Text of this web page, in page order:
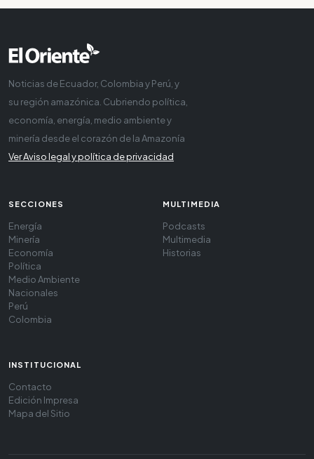
Noticias de Ecuador, Colombia y Perú, y
su región amazónica. Cubriendo política,
economía, energía, medio ambiente y
minería desde el corazón de la Amazonía
Ver Aviso legal y política de privacidad
SECCIONES
Energía
Minería
Economía
Política
Medio Ambiente
Nacionales
Perú
Colombia
MULTIMEDIA
Podcasts
Multimedia
Historias
INSTITUCIONAL
Contacto
Edición Impresa
Mapa del Sitio